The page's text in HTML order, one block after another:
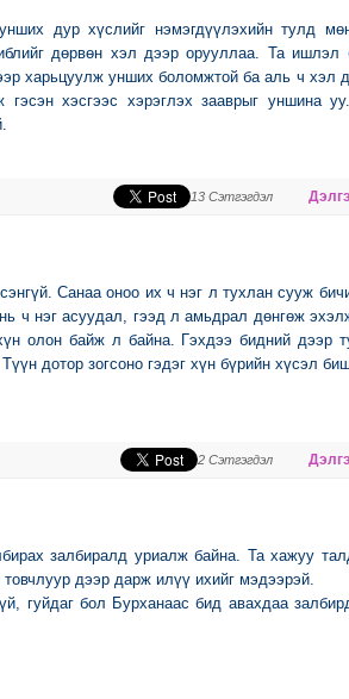
дур хүслийг нэмэгдүүлэхийн тулд
дөрвөн хэл дээр орууллаа. Та ишлэл
харьцуулж унших боломжтой ба аль ч хэл
хэсгээс хэрэглэх зааврыг уншина
13 Сэтгэгдэл
Санаа оноо их ч нэг л тухлан сууж
ч нэг асуудал, гээд л амьдрал дөнгөж
олон байж л байна. Гэхдээ бидний дээр
дотор зогсоно гэдэг хүн бүрийн хүсэл
2 Сэтгэгдэл
залбиралд уриалж байна. Та хажуу
дээр дарж илүү ихийг мэдээрэй.
гуйдаг бол Бурханаас бид авахдаа